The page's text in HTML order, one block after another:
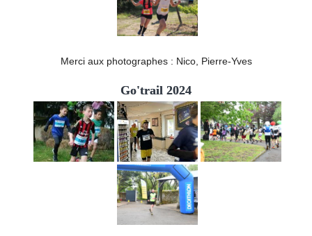
Merci aux photographes : Nico, Pierre-Yves
Go'trail 2024